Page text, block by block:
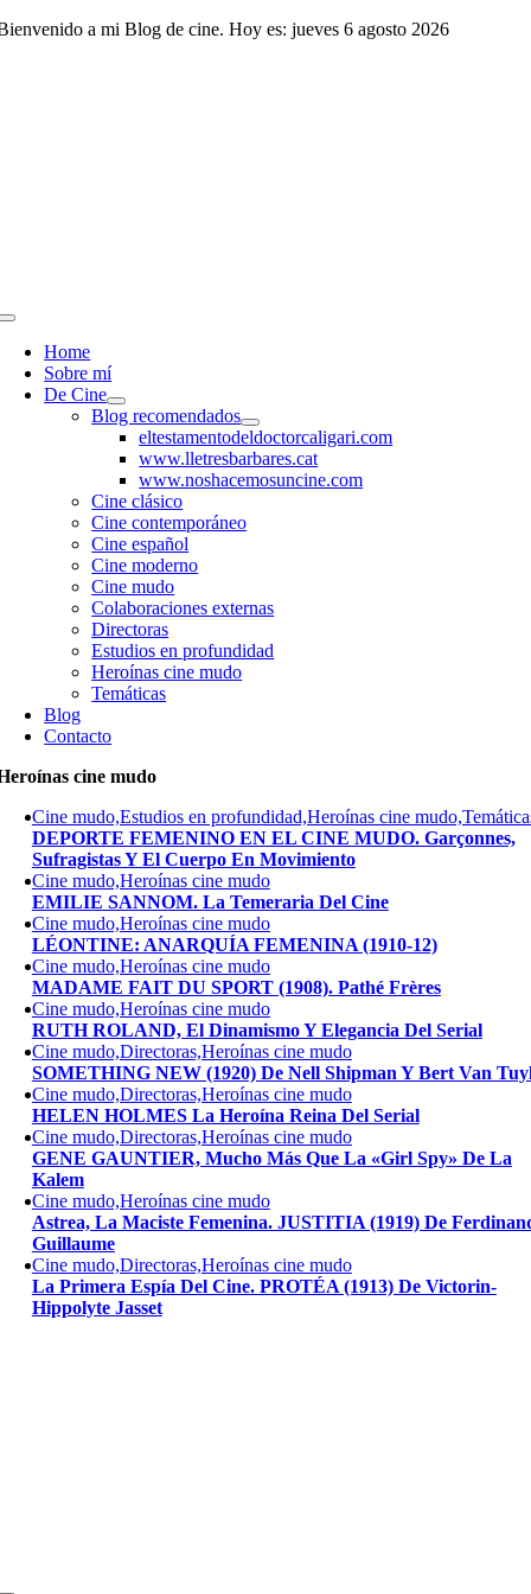
Saltar
a mi Blog de cine. Hoy es: jueves 6 agosto 2026
Toggle
NavigationHome
Sobre mí
De Cine
Blog recomendados
eltestamentodeldoctorcaligari.com
www.lletresbarbares.cat
www.noshacemosuncine.com
Cine clásico
Cine contemporáneo
Cine español
Cine moderno
Cine mudo
Colaboraciones externas
Directoras
Estudios en profundidad
Heroínas cine mudo
Temáticas
Blog
Contacto
cine mudo
Cine mudo,Estudios en profundidad,Heroínas cine
DEPORTE FEMENINO EN EL CINE MUDO. Garçonnes,
Sufragistas Y El Cuerpo En Movimiento
Cine mudo,Heroínas cine mudo
EMILIE SANNOM. La Temeraria Del Cine
Cine mudo,Heroínas cine mudo
LÉONTINE: ANARQUÍA FEMENINA (1910-12)
Cine mudo,Heroínas cine mudo
MADAME FAIT DU SPORT (1908). Pathé Frères
Cine mudo,Heroínas cine mudo
RUTH ROLAND, El Dinamismo Y Elegancia Del Serial
Cine mudo,Directoras,Heroínas cine mudo
SOMETHING NEW (1920) De Nell Shipman Y Bert Van
Cine mudo,Directoras,Heroínas cine mudo
HELEN HOLMES La Heroína Reina Del Serial
Cine mudo,Directoras,Heroínas cine mudo
GENE GAUNTIER, Mucho Más Que La «Girl Spy» De La
Kalem
Cine mudo,Heroínas cine mudo
Astrea, La Maciste Femenina. JUSTITIA (1919) De
Guillaume
Cine mudo,Directoras,Heroínas cine mudo
La Primera Espía Del Cine. PROTÉA (1913) De Victorin-
Hippolyte Jasset